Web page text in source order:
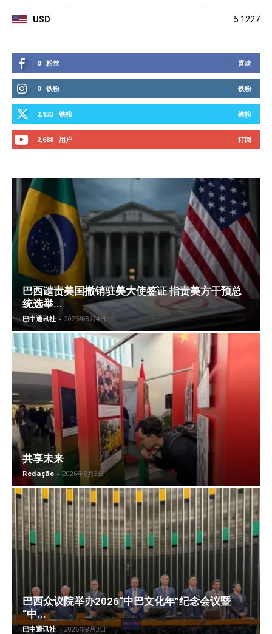
USD 5.1227
0 粉丝 喜欢
0 铁粉 铁粉
2,133 铁粉 铁粉
2,688 用户 订阅
巴西谴责美国撤销驻美大使签证 指责美方干预总
统选举...
巴中通讯社 - 2026年8月4日
共享未来
Redação - 2026年8月3日
巴西众议院举办2026“中巴文化年”纪念会议暨
“中...
巴中通讯社 - 2026年8月3日